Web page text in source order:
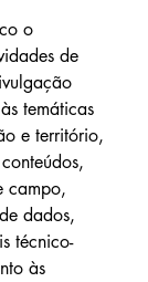
o
de
temáticas
e território,
campo,
dados,
técnico-
às